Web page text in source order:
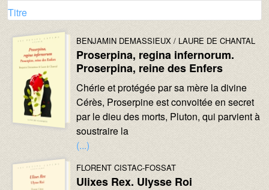
Titre
Image :
Image : AUTEURS :
BENJAMIN DEMASSIEUX LAURE DE CHANTAL
Proserpina, regina infernorum.
Proserpina, reine des Enfers
Texte :
Chérie et protégée par sa mère la divine
Cérès, Proserpine est convoitée en secret
par le dieu des morts, Pluton, qui parvient à
soustraire la
(...)
Image :
Image : AUTEURS :
FLORENT CISTAC-FOSSAT
Ulixes Rex. Ulysse Roi